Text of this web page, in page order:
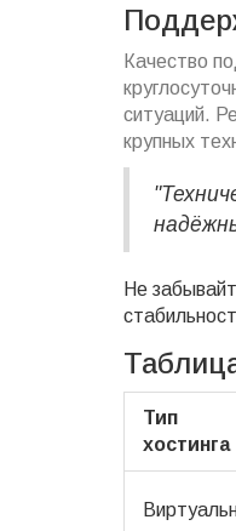
Качество
ситуаций.
крупных
Не
Тип
хостинга